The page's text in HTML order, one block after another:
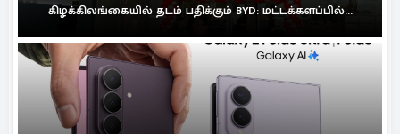
கிழக்கிலங்கையில் தடம் பதிக்கும் BYD: மட்டக்களப்பில்...